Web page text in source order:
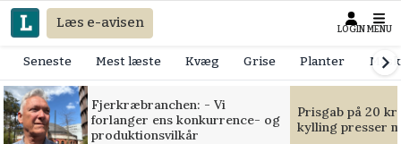
Læs e-avisen LOGIN MENU
Seneste Mest læste Kvæg Grise Planter
Fjerkræbranchen: - Vi
forlanger ens konkurrence- og
produktionsvilkår
Prisgab på 20
kylling presser